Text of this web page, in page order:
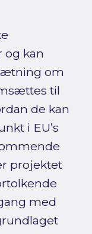
og kan
om
til
de kan
i EU’s
projektet
med